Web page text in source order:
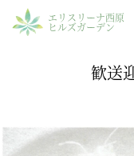
エリスリーナ西原
ヒルズガーデン
歓送